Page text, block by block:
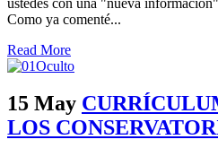
Como ya comenté...
Read More
15 May
LOS